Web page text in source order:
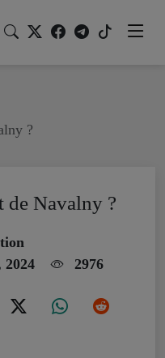
?
Navalny ?
2976